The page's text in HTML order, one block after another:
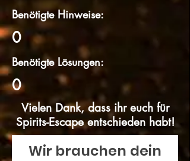
Benötigte Hinweise:
0
Benötigte Lösungen:
0
Vielen Dank, dass ihr euch für
Spirits-Escape entschieden habt!
Wir brauchen dein